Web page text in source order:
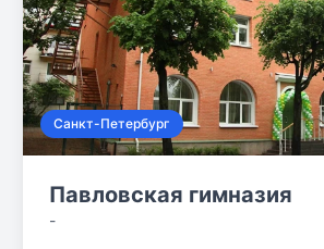
Санкт-Петербург
Павловская гимназия
-